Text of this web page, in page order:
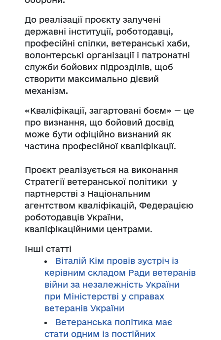
До реалізації проєкту залучені
державні інституції, роботодавці,
професійні спілки, ветеранські хаби,
волонтерські організації і патронатні
служби бойових підрозділів, щоб
створити максимально дієвий
механізм.
«Кваліфікації, загартовані боєм» — це
про визнання, що бойовий досвід
може бути офіційно визнаний як
частина професійної кваліфікації.
Проєкт реалізується на виконання
Стратегії ветеранської політики у
партнерстві з Національним
агентством кваліфікацій, Федерацією
роботодавців України,
кваліфікаційними центрами.
Інші статті
Віталій Кім провів зустріч із
керівним складом Ради ветеранів
війни за незалежність України
при Міністерстві у справах
ветеранів України
Ветеранська політика має
стати одним із постійних